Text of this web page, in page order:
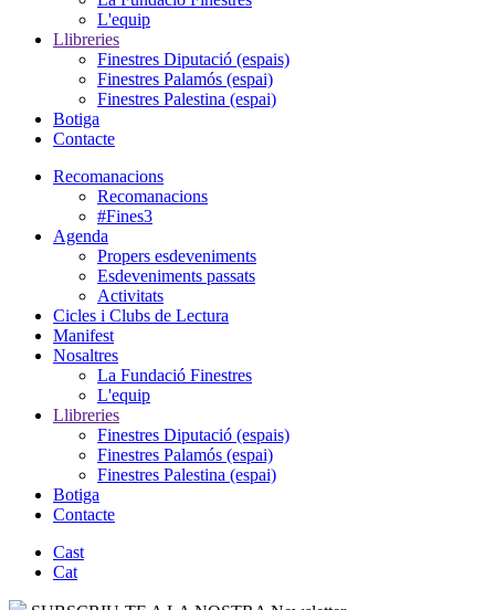
L'equip
Llibreries
Finestres Diputació (espais)
Finestres Palamós (espai)
Finestres Palestina (espai)
Botiga
Contacte
Recomanacions
Recomanacions
#Fines3
Agenda
Propers esdeveniments
Esdeveniments passats
Activitats
Cicles i Clubs de Lectura
Manifest
Nosaltres
La Fundació Finestres
L'equip
Llibreries
Finestres Diputació (espais)
Finestres Palamós (espai)
Finestres Palestina (espai)
Botiga
Contacte
Cast
Cat